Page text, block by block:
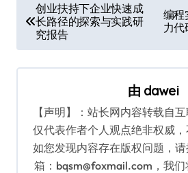
章
导
航
创业扶持下企业快速成
长路径的探索与实践研
究报告
编程
力代
由 dawei
【声明】：站长网内容转载自
仅代表作者个人观点绝非权威，
如您发现内容存在版权问题，
箱：bqsm@foxmail.com，我们